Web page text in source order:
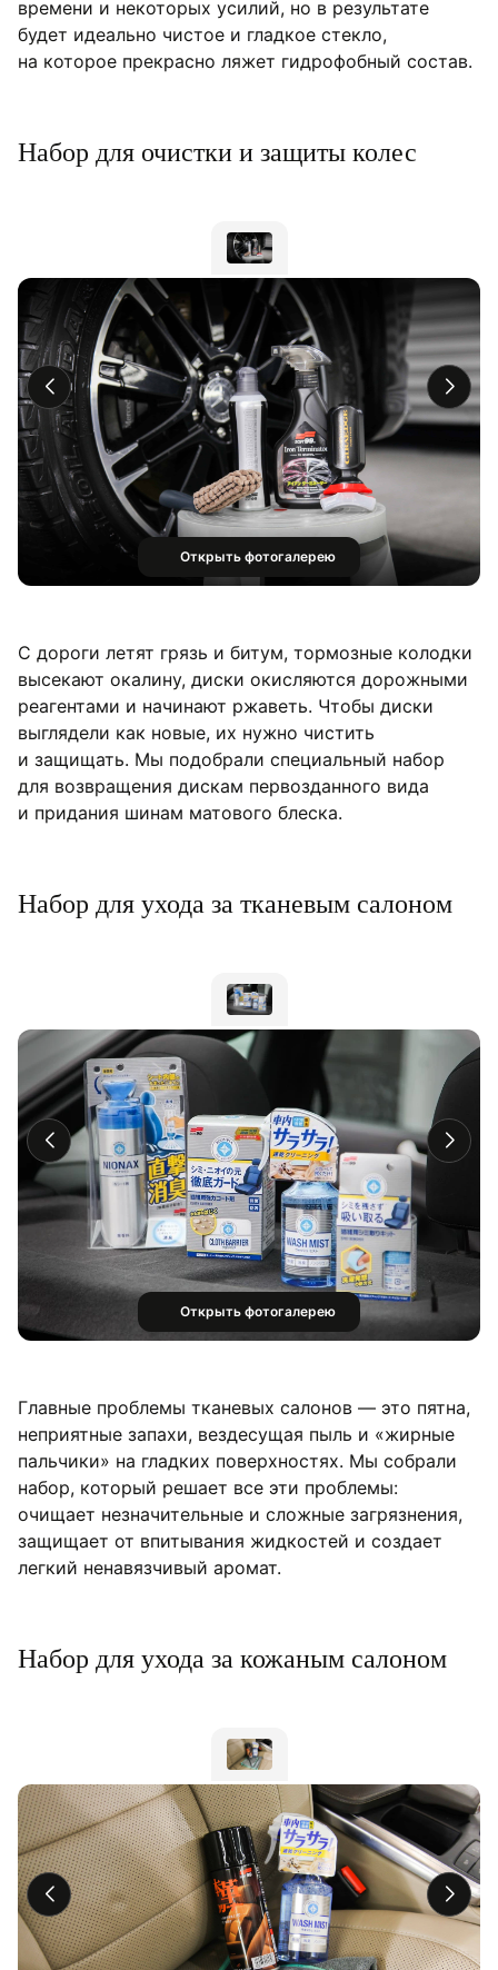
времени и некоторых усилий, но в результате
будет идеально чистое и гладкое стекло,
на которое прекрасно ляжет гидрофобный состав.
Набор для очистки и защиты колес
Открыть фотогалерею
С дороги летят грязь и битум, тормозные колодки
высекают окалину, диски окисляются дорожными
реагентами и начинают ржаветь. Чтобы диски
выглядели как новые, их нужно чистить
и защищать. Мы подобрали специальный набор
для возвращения дискам первозданного вида
и придания шинам матового блеска.
Набор для ухода за тканевым салоном
Открыть фотогалерею
Главные проблемы тканевых салонов — это пятна,
неприятные запахи, вездесущая пыль и «жирные
пальчики» на гладких поверхностях. Мы собрали
набор, который решает все эти проблемы:
очищает незначительные и сложные загрязнения,
защищает от впитывания жидкостей и создает
легкий ненавязчивый аромат.
Набор для ухода за кожаным салоном